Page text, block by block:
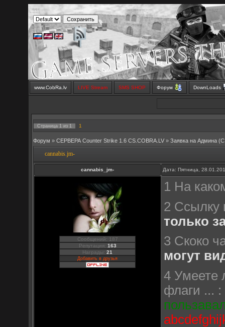
www.CobRa.lv LIVE Stream SMS SHOP Форум DownLoads
Страница 1 из 1 1
Форум » СЕРВЕРА Counter Strike 1.6 CS.COBRA.LV » Заявка на Aдмина
cannabis.jm-
cannabis_jm- Дата: Пятница,
Сообщений: 187
Репутация: 163
Награды:21
Добавить в друзья
1 На
2 Ссылку
только
3 Скоко
могут
4 Умеете
флаги ... :